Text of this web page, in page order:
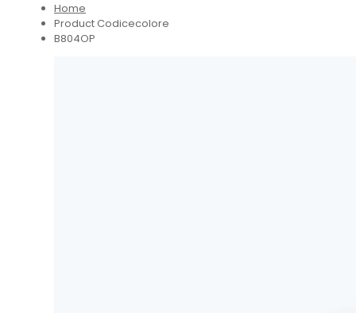
Home
Product Codicecolore
B804OP